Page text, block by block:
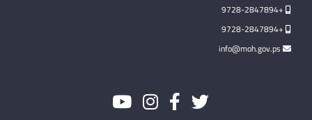
+9728-2847894
+9728-2847894